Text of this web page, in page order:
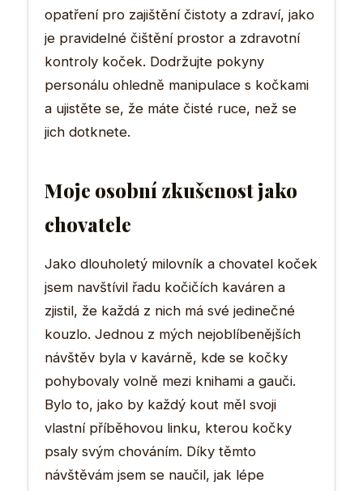
opatření pro zajištění čistoty a zdraví, jako
je pravidelné čištění prostor a zdravotní
kontroly koček. Dodržujte pokyny
personálu ohledně manipulace s kočkami
a ujistěte se, že máte čisté ruce, než se
jich dotknete.
Moje osobní zkušenost jako
chovatele
Jako dlouholetý milovník a chovatel koček
jsem navštívil řadu kočičích kaváren a
zjistil, že každá z nich má své jedinečné
kouzlo. Jednou z mých nejoblíbenějších
návštěv byla v kavárně, kde se kočky
pohybovaly volně mezi knihami a gauči.
Bylo to, jako by každý kout měl svoji
vlastní příběhovou linku, kterou kočky
psaly svým chováním. Díky těmto
návštěvám jsem se naučil, jak lépe